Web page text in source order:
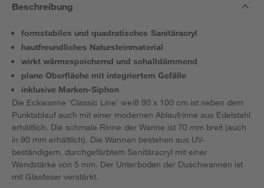
Beschreibung
formstabiles und quadratisches Sanitäracryl
hautfreundliches Natursteinmaterial
wirkt wärmespeichernd und schalldämmend
plane Oberfläche mit integriertem Gefälle
inklusive Marken-Siphon
Die Eckwanne 'Classic Line' weiß 90 x 100 cm ist neben dem
Punktablauf auch mit einer modernen Ablaufrinne aus Edelstahl
erhältlich. Die schmale Rinne der Wanne ist 70 mm breit (auch
in 90 mm erhältlich). Die Wannen bestehen aus UV-
beständigem, durchgefärbtem Sanitäracryl mit einer
Wandstärke von 5 mm. Der Unterboden der Duschwannen ist
mit Glasfaser verstärkt.